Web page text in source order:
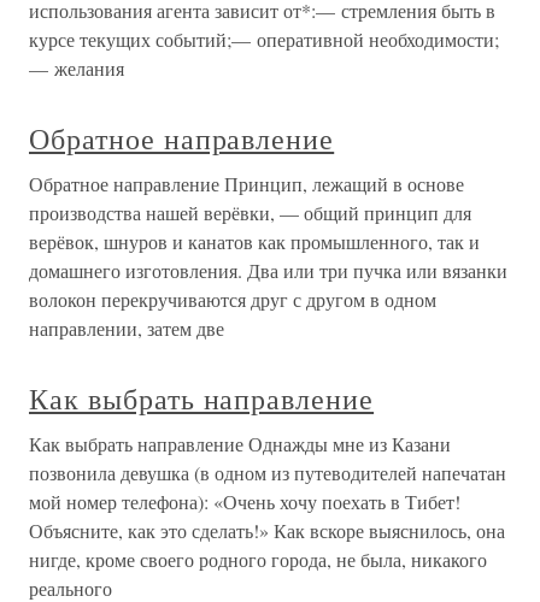
использования агента зависит от*:— стремления быть в
курсе текущих событий;— оперативной необходимости;
— желания
Обратное направление
Обратное направление Принцип, лежащий в основе
производства нашей верёвки, — общий принцип для
верёвок, шнуров и канатов как промышленного, так и
домашнего изготовления. Два или три пучка или вязанки
волокон перекручиваются друг с другом в одном
направлении, затем две
Как выбрать направление
Как выбрать направление Однажды мне из Казани
позвонила девушка (в одном из путеводителей напечатан
мой номер телефона): «Очень хочу поехать в Тибет!
Объясните, как это сделать!» Как вскоре выяснилось, она
нигде, кроме своего родного города, не была, никакого
реального